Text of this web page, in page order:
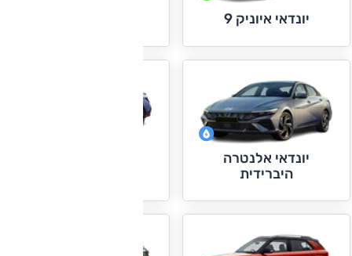
יונדאי איוניק 9
יונדאי אלנטרה
היברידית